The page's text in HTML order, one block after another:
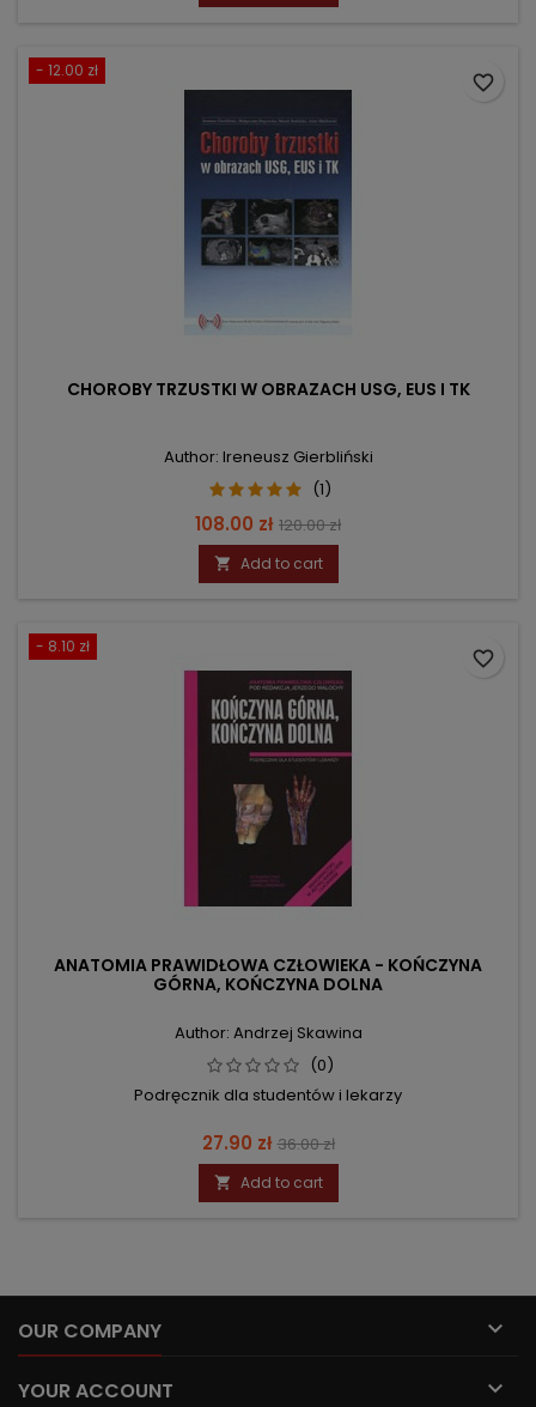
- 12.00 zł
CHOROBY TRZUSTKI W OBRAZACH USG, EUS I TK
Author: Ireneusz Gierbliński
(1)
Price
108.00 zł Regular
price
120.00 zł
 Add to cart
favorite_border
- 8.10 zł
ANATOMIA PRAWIDŁOWA CZŁOWIEKA - KOŃCZYNA
GÓRNA, KOŃCZYNA DOLNA
Author: Andrzej Skawina
(0)
Podręcznik dla studentów i lekarzy
Price
27.90 zł Regular
price
36.00 zł
 Add to cart
favorite_border
OUR COMPANY 
YOUR ACCOUNT 